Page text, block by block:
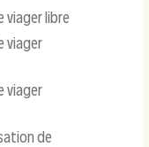
viager libre
viager
viager
de